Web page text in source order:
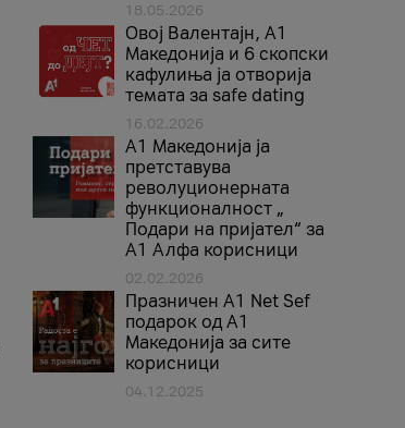
18.05.2026
Овој Валентајн, A1
Македонија и 6 скопски
кафулиња ја отворија
темата за safe dating
16.02.2026
А1 Македонија ја
претставува
револуционерната
функционалност „
Подари на пријател“ за
А1 Алфа корисници
02.02.2026
Празничен A1 Net Sеf
подарок од А1
Македонија за сите
корисници
04.12.2025